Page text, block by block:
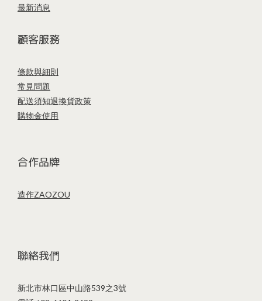
最新消息
顧客服務
條款與細則
常見問題
配送須知退換貨政策
購物金使用
合作品牌
造作ZAOZOU
聯絡我們
新北市林口區中山路539之3號